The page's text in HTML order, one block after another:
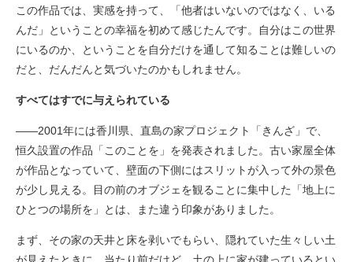
この作品では、実感を持って、「他者はいないのではなく、いる
んだ」ということの幸福を初めて感じたんです。自分はこの世界
にいるのか、ということを自分だけを通して知ることは難しいの
だと、だんだんと気づいたのかもしれません。
すべてはすでに与えられている
――2001年には香川県、直島の家プロジェクト「きんざ」で、
恒久設置の作品「このことを」を発表されました。古い家屋全体
が作品となっていて、壁面の下側にはスリットが入って外の景色
が少し見える。目の前のオブジェを観ることに集中した「地上に
ひとつの場所を」とは、また違う印象がありました。
まず、その家の天井と床を剥いでもらい、隠れていた生々しい土